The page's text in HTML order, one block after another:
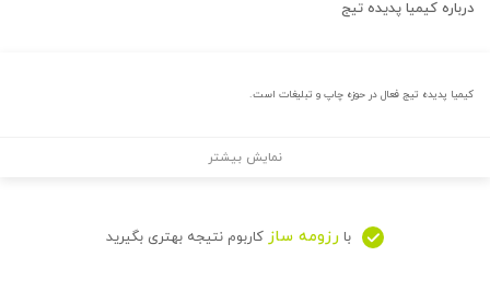
درباره کیمیا پدیده تیج
کیمیا پدیده تیج فعال در حوزه چاپ و تبلیغات است.
نمایش بیشتر
با رزومه ساز کاربوم نتیجه بهتری بگیرید